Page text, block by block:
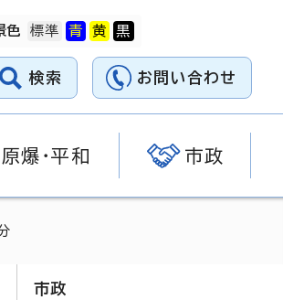
色
検索 お問い合わせ
原爆・平和 市政
市政